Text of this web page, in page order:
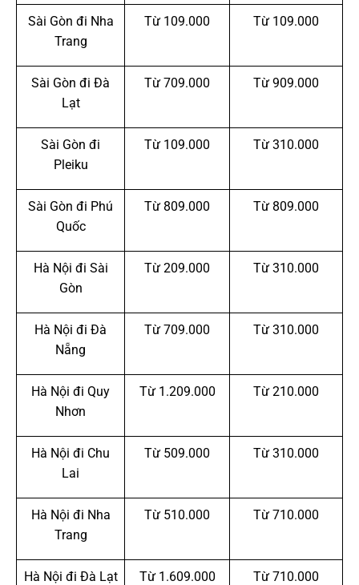
Sài Gòn đi Nha
Trang
Từ 109.000 Từ 109.000
Sài Gòn đi Đà
Lạt
Từ 709.000 Từ 909.000
Sài Gòn đi
Pleiku
Từ 109.000 Từ 310.000
Sài Gòn đi Phú
Quốc
Từ 809.000 Từ 809.000
Hà Nội đi Sài
Gòn
Từ 209.000 Từ 310.000
Hà Nội đi Đà
Nẵng
Từ 709.000 Từ 310.000
Hà Nội đi Quy
Nhơn
Từ 1.209.000 Từ 210.000
Hà Nội đi Chu
Lai
Từ 509.000 Từ 310.000
Hà Nội đi Nha
Trang
Từ 510.000 Từ 710.000
Hà Nội đi Đà Lạt Từ 1.609.000 Từ 710.000